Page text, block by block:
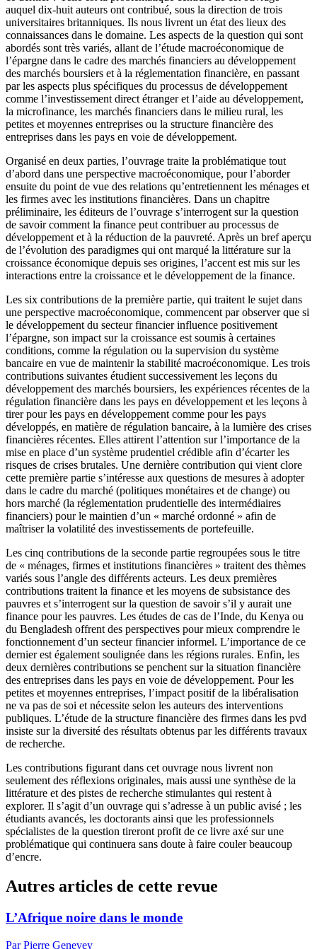
auquel dix-huit auteurs ont contribué, sous la direction de trois
universitaires britanniques. Ils nous livrent un état des lieux des
connaissances dans le domaine. Les aspects de la question qui sont
abordés sont très variés, allant de l’étude macroéconomique de
l’épargne dans le cadre des marchés financiers au développement
des marchés boursiers et à la réglementation financière, en passant
par les aspects plus spécifiques du processus de développement
comme l’investissement direct étranger et l’aide au développement,
la microfinance, les marchés financiers dans le milieu rural, les
petites et moyennes entreprises ou la structure financière des
entreprises dans les pays en voie de développement.
Organisé en deux parties, l’ouvrage traite la problématique tout
d’abord dans une perspective macroéconomique, pour l’aborder
ensuite du point de vue des relations qu’entretiennent les ménages et
les firmes avec les institutions financières. Dans un chapitre
préliminaire, les éditeurs de l’ouvrage s’interrogent sur la question
de savoir comment la finance peut contribuer au processus de
développement et à la réduction de la pauvreté. Après un bref aperçu
de l’évolution des paradigmes qui ont marqué la littérature sur la
croissance économique depuis ses origines, l’accent est mis sur les
interactions entre la croissance et le développement de la finance.
Les six contributions de la première partie, qui traitent le sujet dans
une perspective macroéconomique, commencent par observer que si
le développement du secteur financier influence positivement
l’épargne, son impact sur la croissance est soumis à certaines
conditions, comme la régulation ou la supervision du système
bancaire en vue de maintenir la stabilité macroéconomique. Les trois
contributions suivantes étudient successivement les leçons du
développement des marchés boursiers, les expériences récentes de la
régulation financière dans les pays en développement et les leçons à
tirer pour les pays en développement comme pour les pays
développés, en matière de régulation bancaire, à la lumière des crises
financières récentes. Elles attirent l’attention sur l’importance de la
mise en place d’un système prudentiel crédible afin d’écarter les
risques de crises brutales. Une dernière contribution qui vient clore
cette première partie s’intéresse aux questions de mesures à adopter
dans le cadre du marché (politiques monétaires et de change) ou
hors marché (la réglementation prudentielle des intermédiaires
financiers) pour le maintien d’un « marché ordonné » afin de
maîtriser la volatilité des investissements de portefeuille.
Les cinq contributions de la seconde partie regroupées sous le titre
de « ménages, firmes et institutions financières » traitent des thèmes
variés sous l’angle des différents acteurs. Les deux premières
contributions traitent la finance et les moyens de subsistance des
pauvres et s’interrogent sur la question de savoir s’il y aurait une
finance pour les pauvres. Les études de cas de l’Inde, du Kenya ou
du Bengladesh offrent des perspectives pour mieux comprendre le
fonctionnement d’un secteur financier informel. L’importance de ce
dernier est également soulignée dans les régions rurales. Enfin, les
deux dernières contributions se penchent sur la situation financière
des entreprises dans les pays en voie de développement. Pour les
petites et moyennes entreprises, l’impact positif de la libéralisation
ne va pas de soi et nécessite selon les auteurs des interventions
publiques. L’étude de la structure financière des firmes dans les pvd
insiste sur la diversité des résultats obtenus par les différents travaux
de recherche.
Les contributions figurant dans cet ouvrage nous livrent non
seulement des réflexions originales, mais aussi une synthèse de la
littérature et des pistes de recherche stimulantes qui restent à
explorer. Il s’agit d’un ouvrage qui s’adresse à un public avisé ; les
étudiants avancés, les doctorants ainsi que les professionnels
spécialistes de la question tireront profit de ce livre axé sur une
problématique qui continuera sans doute à faire couler beaucoup
d’encre.
Autres articles de cette revue
L’Afrique noire dans le monde
Par Pierre Genevey